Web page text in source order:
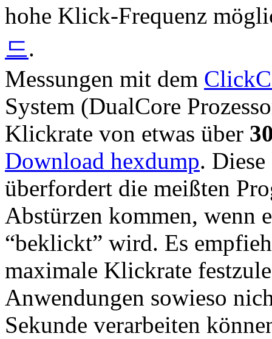
hohe Klick-Frequenz
드.
Messungen mit dem
System (DualCore
Klickrate von etwas über
Download hexdump.
überfordert die meißten
Abstürzen kommen, wenn
“beklickt” wird. Es
maximale Klickrate
Anwendungen sowieso
Sekunde verarbeiten